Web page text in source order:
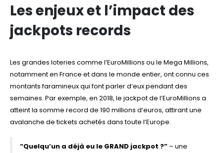
Les enjeux et l’impact des
jackpots records
Les grandes loteries comme l’EuroMillions ou le Mega Millions,
notamment en France et dans le monde entier, ont connu ces
montants faramineux qui font parler d’eux pendant des
semaines. Par exemple, en 2018, le jackpot de l’EuroMillions a
atteint la somme record de 190 millions d’euros, attirant une
avalanche de tickets achetés dans toute l’Europe.
“Quelqu’un a déjà eu le GRAND jackpot ?”– une